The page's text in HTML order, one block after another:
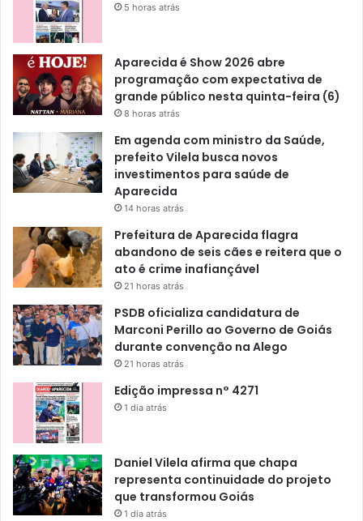
5 horas atrás
Aparecida é Show 2026 abre
programação com expectativa de
grande público nesta quinta-feira (6)
8 horas atrás
Em agenda com ministro da Saúde,
prefeito Vilela busca novos
investimentos para saúde de
Aparecida
14 horas atrás
Prefeitura de Aparecida flagra
abandono de seis cães e reitera que o
ato é crime inafiançável
21 horas atrás
PSDB oficializa candidatura de
Marconi Perillo ao Governo de Goiás
durante convenção na Alego
21 horas atrás
Edição impressa n° 4271
1 dia atrás
Daniel Vilela afirma que chapa
representa continuidade do projeto
que transformou Goiás
1 dia atrás